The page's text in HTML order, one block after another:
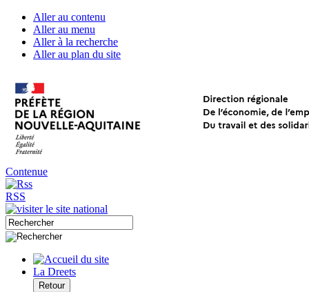
Aller au contenu
Aller au menu
Aller à la recherche
Aller au plan du site
Contenue
RSS
La Dreets
Retour